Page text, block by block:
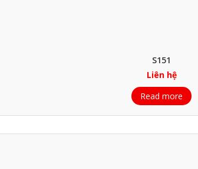
S151
Liên hệ
Read more